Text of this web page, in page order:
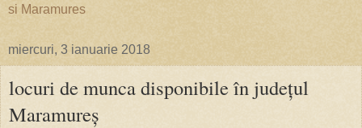
si Maramures
miercuri, 3 ianuarie 2018
locuri de munca disponibile în judeţul
Maramureş